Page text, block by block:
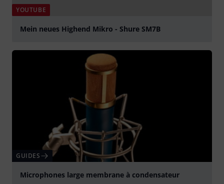
YOUTUBE
Mein neues Highend Mikro - Shure SM7B
GUIDES
Microphones large membrane à condensateur